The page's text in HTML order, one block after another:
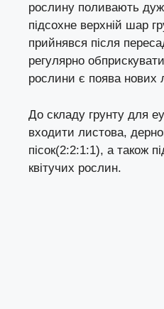
рослину поливають
підсохне верхній шар
прийнявся після
регулярно
рослини є поява нових
До складу грунту для
входити листова,
пісок(2:2:1:1), а також
квітучих рослин.